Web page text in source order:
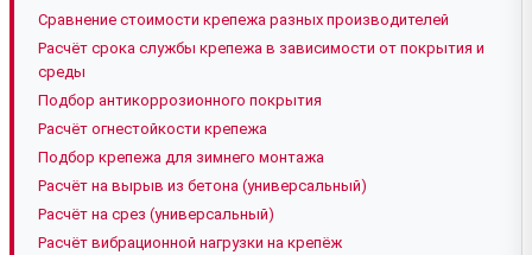
Сравнение стоимости крепежа разных производителей
Расчёт срока службы крепежа в зависимости от покрытия и
среды
Подбор антикоррозионного покрытия
Расчёт огнестойкости крепежа
Подбор крепежа для зимнего монтажа
Расчёт на вырыв из бетона (универсальный)
Расчёт на срез (универсальный)
Расчёт вибрационной нагрузки на крепёж